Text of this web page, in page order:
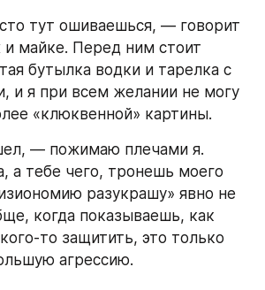
тут ошиваешься, — говорит
и майке. Перед ним стоит
бутылка водки и тарелка с
и я при всем желании не могу
«клюквенной» картины.
— пожимаю плечами я.
а тебе чего, тронешь моего
разукрашу» явно не
когда показываешь, как
то защитить, это только
агрессию.